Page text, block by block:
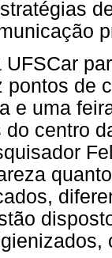
UFSCar
pontos de
e uma
centro